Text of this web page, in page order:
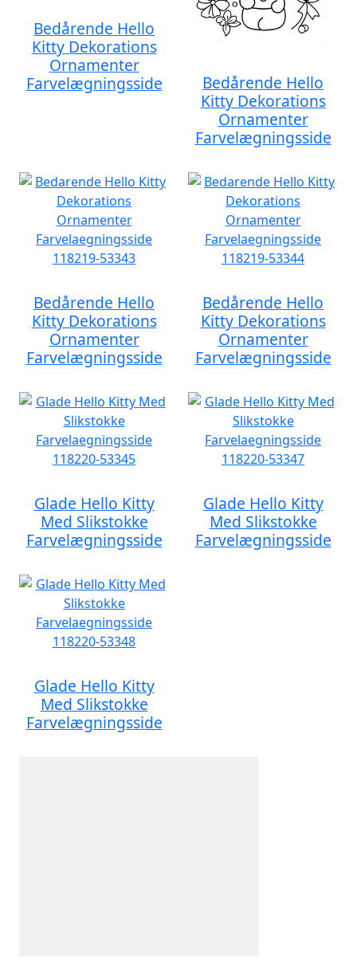
Bedårende Hello
Kitty Dekorations
Ornamenter
Farvelægningsside
Bedårende Hello
Kitty Dekorations
Ornamenter
Farvelægningsside
Bedårende Hello
Kitty Dekorations
Ornamenter
Farvelægningsside
Bedårende Hello
Kitty Dekorations
Ornamenter
Farvelægningsside
Glade Hello Kitty
Med Slikstokke
Farvelægningsside
Glade Hello Kitty
Med Slikstokke
Farvelægningsside
Glade Hello Kitty
Med Slikstokke
Farvelægningsside